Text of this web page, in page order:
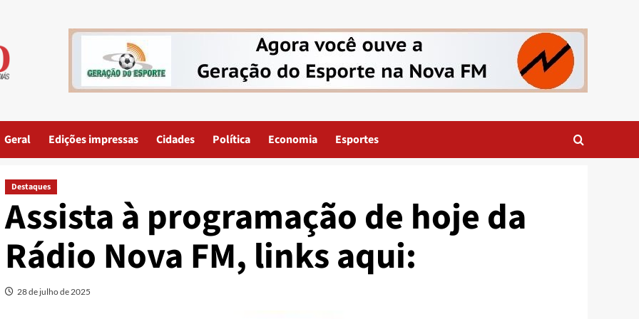
Geral Edições impressas Cidades Política Economia Esportes
Destaques
Assista à programação de hoje da
Rádio Nova FM, links aqui:
28 de julho de 2025